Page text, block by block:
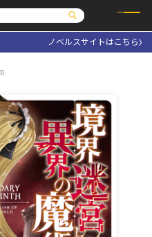
通販・NEWS
OVERLAP STORE
オーバーラップ広報室
お問い合わせはこちら
プ文庫
ノベルス
ノベルスサイトはこちら